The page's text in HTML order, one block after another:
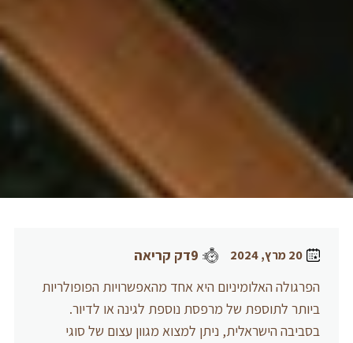
20 מרץ, 2024
9דק קריאה
הפרגולה האלומיניום היא אחד מהאפשרויות הפופולריות
ביותר לתוספת של מרפסת נוספת לגינה או לדיור.
בסביבה הישראלית, ניתן למצוא מגוון עצום של סוגי